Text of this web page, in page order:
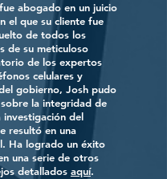
abogado en un juicio
el que su cliente fue
de todos los
de su meticuloso
de los expertos
celulares y
gobierno, Josh pudo
la integridad de
investigación del
resultó en una
Ha logrado un éxito
una serie de otros
detallados aquí.